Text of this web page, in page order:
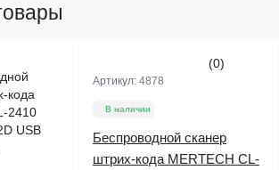
(0)
Артикул: 4878
В наличии
Беспроводной сканер
штрих-кода MERTECH CL-